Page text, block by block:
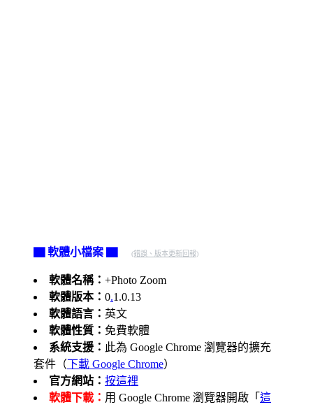
▇ 軟體小檔案 ▇ (錯誤、版本更新回報)
軟體名稱： +Photo Zoom
軟體版本： 0.1.0.13
軟體語言： 英文
軟體性質： 免費軟體
系統支援： 此為 Google Chrome 瀏覽器的擴充
套件（下載 Google Chrome）
官方網站： 按這裡
軟體下載： 用 Google Chrome 瀏覽器開啟「 這